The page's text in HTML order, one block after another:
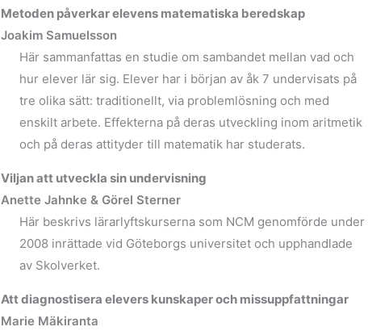
Metoden påverkar elevens matematiska beredskap
Joakim Samuelsson
Här sammanfattas en studie om sambandet mellan vad och
hur elever lär sig. Elever har i början av åk 7 undervisats på
tre olika sätt: traditionellt, via problemlösning och med
enskilt arbete. Effekterna på deras utveckling inom aritmetik
och på deras attityder till matematik har studerats.
Viljan att utveckla sin undervisning
Anette Jahnke & Görel Sterner
Här beskrivs lärarlyftskurserna som NCM genomförde under
2008 inrättade vid Göteborgs universitet och upphandlade
av Skolverket.
Att diagnostisera elevers kunskaper och missuppfattningar
Marie Mäkiranta